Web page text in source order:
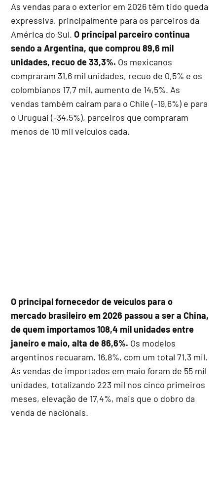
As vendas para o exterior em 2026 têm tido queda
expressiva, principalmente para os parceiros da
América do Sul.O principal parceiro continua
sendo a Argentina, que comprou 89,6 mil
unidades, recuo de 33,3%. Os mexicanos
compraram 31,6 mil unidades, recuo de 0,5% e os
colombianos 17,7 mil, aumento de 14,5%. As
vendas também caíram para o Chile (-19,6%) e para
o Uruguai (-34,5%), parceiros que compraram
menos de 10 mil veículos cada.
O principal fornecedor de veículos para o
mercado brasileiro em 2026 passou a ser a China,
de quem importamos 108,4 mil unidades entre
janeiro e maio, alta de 86,6%. Os modelos
argentinos recuaram, 16,8%, com um total 71,3 mil.
As vendas de importados em maio foram de 55 mil
unidades, totalizando 223 mil nos cinco primeiros
meses, elevação de 17,4%, mais que o dobro da
venda de nacionais.